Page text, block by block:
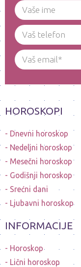
HOROSKOPI
Dnevni horoskop
Nedeljni horoskop
Mesečni horoskop
Godišnji horoskop
Srećni dani
Ljubavni horoskop
INFORMACIJE
Horoskop
Lični horoskop